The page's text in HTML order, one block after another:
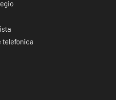
telefonica